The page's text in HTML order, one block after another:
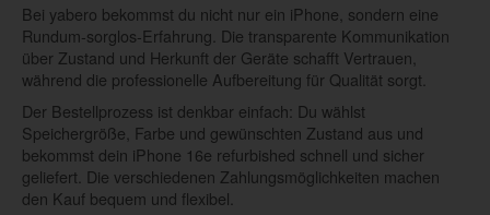
Bei yabero bekommst du nicht nur ein iPhone, sondern eine
Rundum-sorglos-Erfahrung. Die transparente Kommunikation
über Zustand und Herkunft der Geräte schafft Vertrauen,
während die professionelle Aufbereitung für Qualität sorgt.
Der Bestellprozess ist denkbar einfach: Du wählst
Speichergröße, Farbe und gewünschten Zustand aus und
bekommst dein iPhone 16e refurbished schnell und sicher
geliefert. Die verschiedenen Zahlungsmöglichkeiten machen
den Kauf bequem und flexibel.